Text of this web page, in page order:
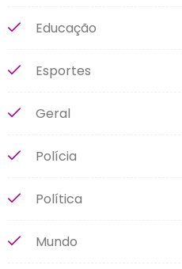
Educação
Esportes
Geral
Polícia
Política
Mundo